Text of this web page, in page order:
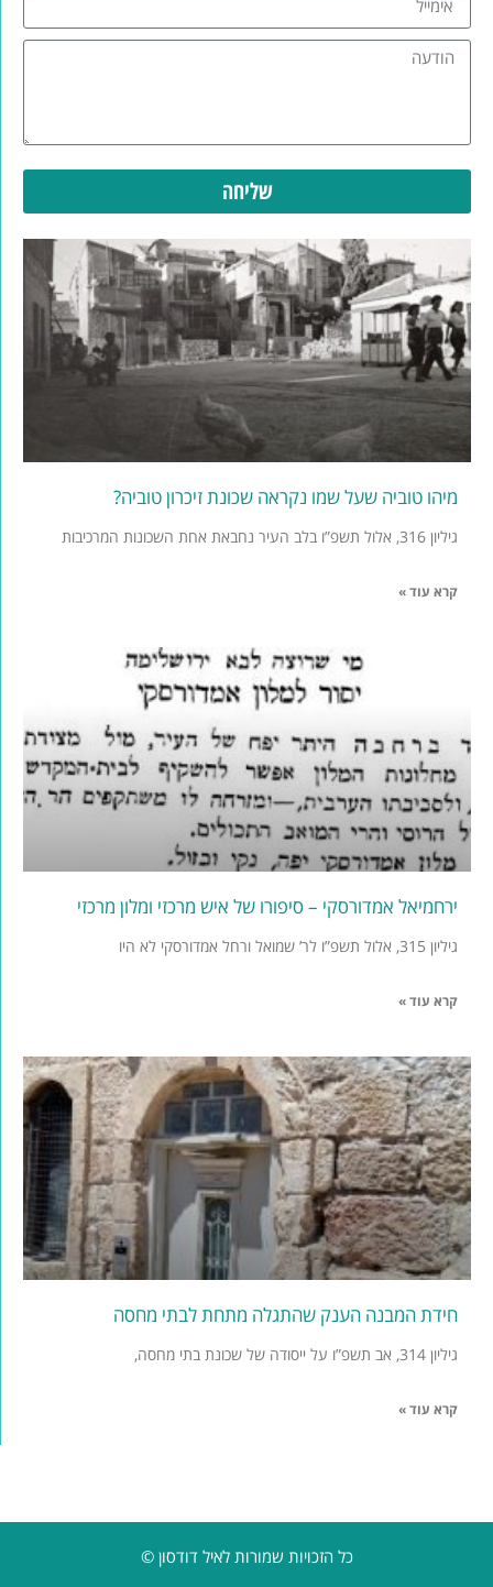
שליחה
מיהו טוביה שעל שמו נקראה שכונת זיכרון טוביה?
גיליון 316, אלול תשפ”ו בלב העיר נחבאת אחת השכונות המרכיבות
קרא עוד »
ירחמיאל אמדורסקי – סיפורו של איש מרכזי ומלון מרכזי
גיליון 315, אלול תשפ”ו לר’ שמואל ורחל אמדורסקי לא היו
קרא עוד »
חידת המבנה הענק שהתגלה מתחת לבתי מחסה
גיליון 314, אב תשפ”ו על ייסודה של שכונת בתי מחסה,
קרא עוד »
כל הזכויות שמורות לאיל דודסון ©